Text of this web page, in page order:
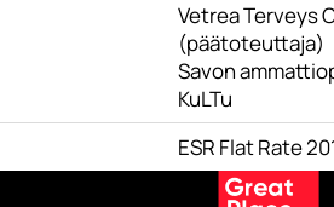
Vetrea Terveys
(päätoteuttaja)
Savon
KuLTu
ESR Flat Rate